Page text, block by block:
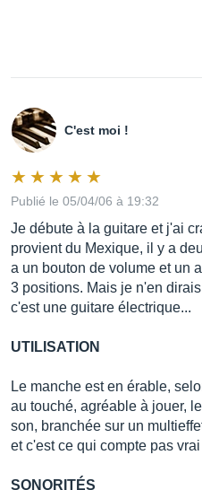
C'est moi !
Publié le 05/04/06 à 19:32
Je débute à la guitare et j'ai
provient du Mexique, il y a
a un bouton de volume et un
3 positions. Mais je n'en
c'est une guitare électrique...
UTILISATION
Le manche est en érable,
au touché, agréable à jouer,
son, branchée sur un
et c'est ce qui compte pas
SONORITÉS